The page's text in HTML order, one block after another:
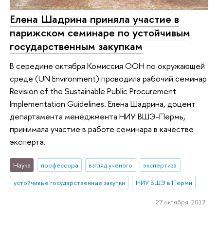
Елена Шадрина приняла участие в
парижском семинаре по устойчивым
государственным закупкам
В середине октября Комиссия ООН по окружающей
среде (UN Environment) проводила рабочий семинар
Revision of the Sustainable Public Procurement
Implementation Guidelines. Елена Шадрина, доцент
департамента менеджмента НИУ ВШЭ-Пермь,
принимала участие в работе семинара в качестве
эксперта.
Наука профессора взгляд ученого
экспертиза
устойчивые государственные закупки
НИУ ВШЭ в Перми
27 октября 2017